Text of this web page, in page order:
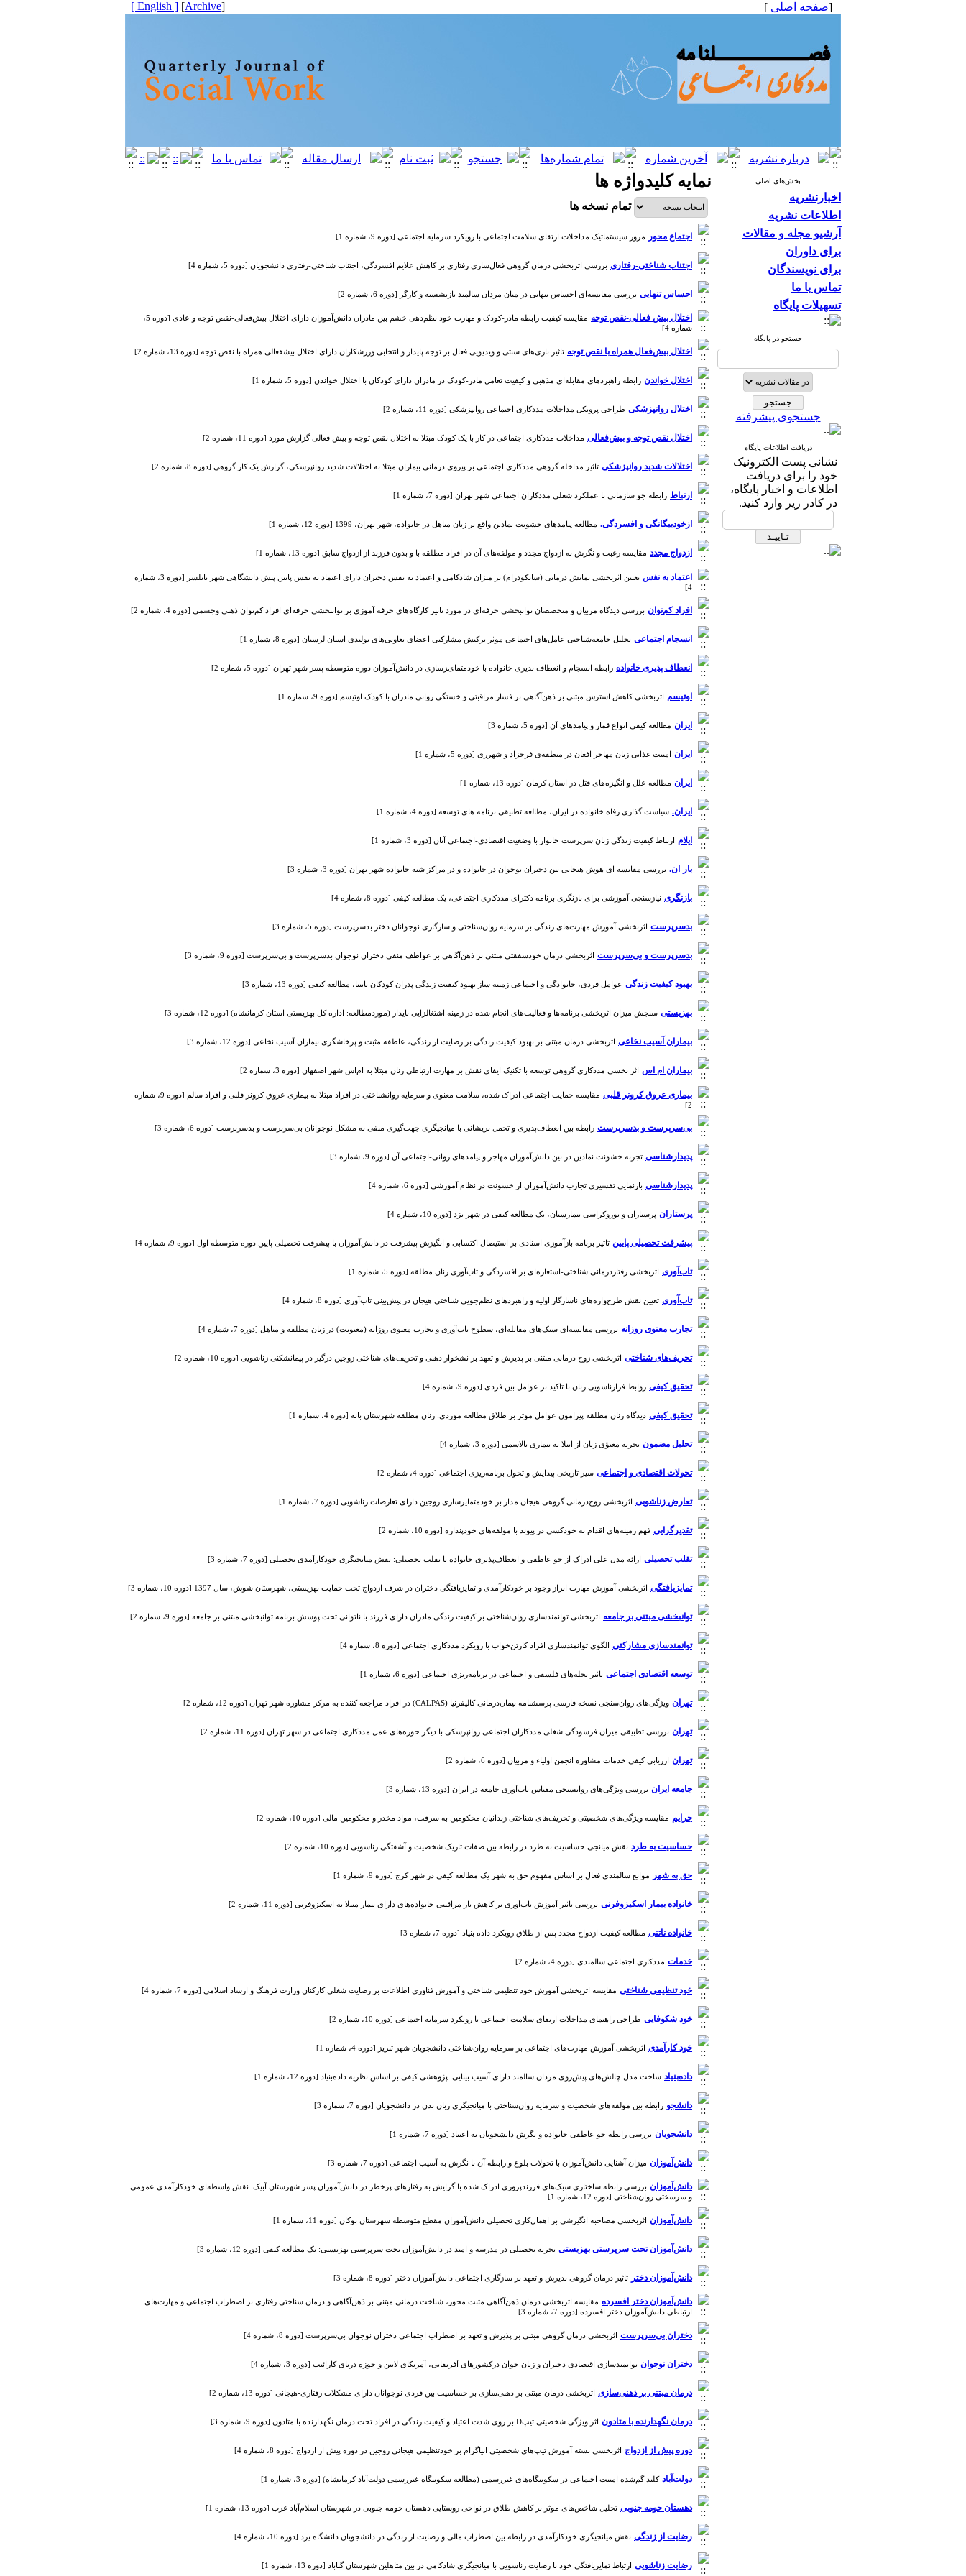
[صفحه اصلی ]
[
Archive
]
[ English ]
بخش‌های اصلی
اخبارنشریه
اطلاعات نشریه
آرشیو مجله و مقالات
برای داوران
برای نویسندگان
تماس با ما
تسهیلات پایگاه
جستجو در پایگاه
جستجوی پیشرفته
دریافت اطلاعات پایگاه
نشانی پست الکترونیک
خود را برای دریافت
اطلاعات و اخبار پایگاه،
در کادر زیر وارد کنید.
نمایه کلیدواژه ها
تمام نسخه ها
اجتماع محور مرور سیستماتیک مداخلات ارتقای سلامت اجتماعی با رویکرد سرمایه اجتماعی [دوره 9، شماره 1]
اجتناب شناختی-رفتاری بررسی اثربخشی درمان گروهی فعال‌سازی رفتاری بر کاهش علایم افسردگی، اجتناب شناختی-رفتاری دانشجویان [دوره 5، شماره 4]
احساس تنهایی بررسی مقایسه‌ای احساس تنهایی در میان مردان سالمند بازنشسته و کارگر [دوره 6، شماره 2]
اختلال بیش فعالی-نقص توجه
مقایسه کیفیت رابطه مادر-کودک و مهارت خود نظم‌دهی خشم بین مادران دانش‌آموزان دارای اختلال بیش‌فعالی-نقص توجه و عادی [دوره 5،
شماره 4]
اختلال بیش‌فعال همراه با نقص توجه تاثیر بازی‌های سنتی و ویدیویی فعال بر توجه پایدار و انتخابی ورزشکاران دارای اختلال بیشفعالی همراه با نقص توجه [دوره 13، شماره 2]
اختلال خواندن رابطه راهبردهای مقابله‌ای مذهبی و کیفیت تعامل مادر-کودک در مادران دارای کودکان با اختلال خواندن [دوره 5، شماره 1]
اختلال روانپزشکی طراحی پروتکل مداخلات مددکاری اجتماعی روانپزشکی [دوره 11، شماره 2]
اختلال نقص توجه و بیش‌فعالی مداخلات مددکاری اجتماعی در کار با یک کودک مبتلا به اختلال نقص توجه و بیش فعالی گزارش مورد [دوره 11، شماره 2]
اختلالات شدید روانپزشکی تاثیر مداخله گروهی مددکاری اجتماعی بر پیروی درمانی بیماران مبتلا به اختلالات شدید روانپزشکی، گزارش یک کار گروهی [دوره 8، شماره 2]
ارتباط رابطه جو سازمانی با عملکرد شغلی مددکاران اجتماعی شهر تهران [دوره 7، شماره 1]
ازخودبیگانگی و افسردگی. مطالعه پیامدهای خشونت نمادین واقع بر زنان متاهل در خانواده، شهر تهران، 1399 [دوره 12، شماره 1]
ازدواج مجدد مقایسه رغبت و نگرش به ازدواج مجدد و مولفه‌های آن در افراد مطلقه با و بدون فرزند از ازدواج سابق [دوره 13، شماره 1]
اعتماد به نفس
تعیین اثربخشی نمایش درمانی (سایکودرام) بر میزان شادکامی و اعتماد به نفس دختران دارای اعتماد به نفس پایین پیش دانشگاهی شهر بابلسر [دوره 3، شماره
4]
افراد کم‌توان بررسی دیدگاه مربیان و متخصصان توانبخشی حرفه‌ای در مورد تاثیر کارگاه‌های حرفه آموزی بر توانبخشی حرفه‌ای افراد کم‌توان ذهنی وجسمی [دوره 4، شماره 2]
انسجام اجتماعی تحلیل جامعه‌شناختی عامل‌های اجتماعی موثر برکنش مشارکتی اعضای تعاونی‌های تولیدی استان لرستان [دوره 8، شماره 1]
انعطاف پذیری خانواده راﺑﻄﻪ اﻧﺴﺠﺎم و اﻧﻌﻄﺎف ﭘﺬیری ﺧﺎﻧﻮاده ﺑﺎ ﺧﻮدﻣﺘﻤﺎیﺰﺳﺎزی در داﻧﺶ‌آﻣﻮزان دوره متوسطه ﭘﺴﺮ شهر تهران [دوره 5، شماره 2]
اوتیسم اثربخشی کاهش استرس مبتنی بر ذهن‌آگاهی بر فشار مراقبتی و خستگی روانی مادران با کودک اوتیسم [دوره 9، شماره 1]
ایران مطالعه کیفی انواع قمار و پیامدهای آن [دوره 5، شماره 3]
ایران امنیت غذایی زنان مهاجر افغان در منطقه‌ی فرحزاد و شهرری [دوره 5، شماره 1]
ایران مطالعه علل و انگیزه‌‌های قتل در استان کرمان [دوره 13، شماره 1]
ایران. سیاست گذاری رفاه خانواده در ایران، مطالعه تطبیقی برنامه های توسعه [دوره 4، شماره 1]
ایلام ارتباط کیفیت زندگی زنان سرپرست خانوار با وضعیت اقتصادی-اجتماعی آنان [دوره 3، شماره 1]
بار-ان. بررسی مقایسه ای هوش هیجانی بین دختران نوجوان در خانواده و در مراکز شبه خانواده شهر تهران [دوره 3، شماره 3]
بازنگری نیازسنجی آموزشی برای بازنگری برنامه دکترای مددکاری اجتماعی، یک مطالعه کیفی [دوره 8، شماره 4]
بدسرپرست اثربخشی آموزش مهارت‌های زندگی بر سرمایه روان‌شناختی و سازگاری نوجوانان دختر بد‌سرپرست [دوره 5، شماره 3]
بدسرپرست و بی‌سرپرست اثربخشی درمان خودشفقتی مبتنی بر ذهن‌آگاهی بر عواطف منفی دختران نوجوان بدسرپرست و بی‌سرپرست [دوره 9، شماره 3]
بهبود کیفیت زندگی عوامل فردی، خانوادگی و اجتماعی زمینه ساز بهبود کیفیت زندگی پدران کودکان نابینا، مطالعه کیفی [دوره 13، شماره 3]
بهزیستی سنجش میزان اثربخشی برنامه‌ها و فعالیت‌های انجام شده در زمینه اشتغالزایی پایدار (موردمطالعه: اداره کل بهزیستی استان کرمانشاه) [دوره 12، شماره 3]
بیماران آسیب نخاعی اثربخشی درمان مبتنی بر بهبود کیفیت زندگی بر رضایت از زندگی، عاطفه مثبت و پرخاشگری بیماران آسیب نخاعی [دوره 12، شماره 3]
بیماران ام اس اثر بخشی مددکاری گروهی توسعه با تکنیک ایفای نقش بر مهارت ارتباطی زنان مبتلا به ام‌اس شهر اصفهان [دوره 3، شماره 2]
بیماری عروق کرونر قلبی
مقایسه حمایت اجتماعی ادراک شده، سلامت معنوی و سرمایه روانشناختی در افراد مبتلا به بیماری عروق کرونر قلبی و افراد سالم [دوره 9، شماره
2]
بی‌سرپرست و بدسرپرست رابطه بین انعطاف‌پذیری و تحمل پریشانی با میانجیگری جهت‌گیری منفی به مشکل نوجوانان بی‌سرپرست و بدسرپرست [دوره 6، شماره 3]
پدیدارشناسی تجربه خشونت نمادین در بین دانش‌آموزان مهاجر و پیامدهای روانی-اجتماعی آن [دوره 9، شماره 3]
پدیدارشناسی بازنمایی تفسیری تجارب دانش‌آموزان از خشونت در نظام آموزشی [دوره 6، شماره 4]
پرستاران پرستاران و بوروکراسی بیمارستان‌، یک مطالعه کیفی در شهر یزد [دوره 10، شماره 4]
پیشرفت تحصیلی پایین تاثیر برنامه بازآموزی اسنادی بر استیصال اکتسابی و انگیزش پیشرفت در دانش‌آموزان با پیشرفت تحصیلی پایین دوره متوسطه اول [دوره 9، شماره 4]
تاب‌آوری اثربخشی رفتاردرمانی شناختی-استعاره‌ای بر افسردگی و تاب‌آوری زنان مطلقه [دوره 5، شماره 1]
تاب‌آوری تعیین نقش طرح‌واره‌های ناسازگار اولیه و راهبردهای نظم‌جویی شناختی هیجان در پیش‌بینی تاب‌آوری [دوره 8، شماره 4]
تجارب معنوی روزانه بررسی مقایسه‌ای سبک‌های مقابله‌ای، سطوح تاب‌آوری و تجارب معنوی روزانه (معنویت) در زنان مطلقه و متاهل [دوره 7، شماره 4]
تحریف‌های شناختی اثربخشی زوج درمانی مبتنی بر پذیرش و تعهد بر نشخوار ذهنی و تحریف‌های شناختی زوجین درگیر در پیمانشکنی زناشویی [دوره 10، شماره 2]
تحقیق کیفی روابط فرازناشویی زنان با تاکید بر عوامل بین فردی [دوره 9، شماره 4]
تحقیق کیفی دیدگاه زنان مطلقه پیرامون عوامل موثر بر طلاق مطالعه موردی: زنان مطلقه شهرستان بانه [دوره 4، شماره 1]
تحلیل مضمون تجربه معنؤی زنان از اتبلا به بیماری تالاسمی [دوره 3، شماره 4]
تحولات اقتصادی و اجتماعی سیر تاریخی پیدایش و تحول برنامه‌ریزی اجتماعی [دوره 4، شماره 2]
تعارض زناشویی اثربخشی زوج‌درمانی گروهی هیجان مدار بر خودمتمایزسازی زوجین دارای تعارضات زناشویی [دوره 7، شماره 1]
تقدیرگرایی فهم زمینه‌های اقدام به خودکشی در پیوند با مولفه‌های خودپنداره [دوره 10، شماره 2]
تقلب تحصیلی ارائه مدل علی ادراک از جو عاطفی و انعطاف‌پذیری خانواده با تقلب تحصیلی: نقش میانجیگری خودکارآمدی تحصیلی [دوره 7، شماره 3]
تمایزیافتگی اثربخشی آموزش مهارت ابراز وجود بر خودکارآمدی و تمایزیافتگی دختران در شرف ازدواج تحت حمایت بهزیستی، شهرستان شوش، سال 1397 [دوره 10، شماره 3]
توانبخشی مبتنی بر جامعه اثربخشی توانمندسازی روان‌شناختی بر کیفیت زندگی مادران دارای فرزند با ناتوانی تحت پوشش برنامه توانبخشی مبتنی بر جامعه [دوره 9، شماره 2]
توانمندسازی مشارکتی الگوی توانمندسازی افراد کارتن‌خواب با رویکرد مددکاری اجتماعی [دوره 8، شماره 4]
توسعه اقتصادی اجتماعی تاثیر نحله‌های فلسفی و اجتماعی در برنامه‌ریزی اجتماعی [دوره 6، شماره 1]
تهران ویژگی‌های روان‌سنجی نسخه فارسی پرسشنامه پیمان‌درمانی کالیفرنیا (CALPAS) در افراد مراجعه کننده به مرکز مشاوره شهر تهران [دوره 12، شماره 2]
تهران بررسی تطبیقی میزان فرسودگی شغلی مددکاران اجتماعی روانپزشکی با دیگر حوزه‌های عمل مددکاری اجتماعی در شهر تهران [دوره 11، شماره 2]
تهران ارزیابی کیفی خدمات مشاوره انجمن اولیاء و مربیان [دوره 6، شماره 2]
جامعه ایران بررسی ویژگی‌های روانسنجی مقیاس تاب‌آوری جامعه در ایران [دوره 13، شماره 3]
جرایم مقایسه ویژگی‌های شخصیتی و تحریف‌های شناختی زندانیان محکومین به سرقت، مواد مخدر و محکومین مالی [دوره 10، شماره 2]
حساسیت به طرد نقش میانجی حساسیت به طرد در رابطه بین صفات تاریک شخصیت و آشفتگی زناشویی [دوره 10، شماره 2]
حق به شهر موانع سالمندی فعال بر اساس مفهوم حق به شهر یک مطالعه کیفی در شهر کرج [دوره 9، شماره 1]
خانواده بیمار اسکیزوفرنی بررسی تاثیر آموزش تاب‌آوری بر کاهش بار مراقبتی خانواده‌های دارای بیمار مبتلا به اسکیزوفرنی [دوره 11، شماره 2]
خانواده ناتنی مطالعه کیفیت ازدواج مجدد پس از طلاق رویکرد داده بنیاد [دوره 7، شماره 3]
خدمات مددکاری اجتماعی سالمندی [دوره 4، شماره 2]
خود تنظیمی شناختی مقایسه اثربخشی آموزش خود تنظیمی شناختی و آموزش فناوری اطلاعات بر رضایت شغلی کارکنان وزارت فرهنگ و ارشاد اسلامی [دوره 7، شماره 4]
خود شکوفایی طراحی راهنمای مداخلات ارتقای سلامت اجتماعی با رویکرد سرمایه اجتماعی [دوره 10، شماره 2]
خود کارآمدی اثربخشی آموزش مهارت‌های اجتماعی بر سرمایه روان‌شناختی دانشجویان شهر تبریز [دوره 4، شماره 1]
داده‌بنیاد ساخت مدل چالش‌های پیش‌روی مردان سالمند دارای آسیب بینایی: پژوهشی کیفی بر اساس نظریه داده‌بنیاد [دوره 12، شماره 1]
دانشجو رابطه بین مولفه‌های شخصیت و سرمایه روان‌شناختی با میانجیگری زبان بدن در دانشجویان [دوره 7، شماره 3]
دانشجویان بررسی رابطه جو عاطفی خانواده و نگرش دانشجویان به اعتیاد [دوره 7، شماره 1]
دانش‌آموزان میزان آشنایی دانش‌آموزان با تحولات بلوغ و رابطه آن با نگرش به آسیب اجتماعی [دوره 7، شماره 3]
دانش‌آموزان بررسی رابطه ساختاری سبک‌های فرزندپروری ادراک شده با گرایش به رفتارهای پرخطر در دانش‌آموزان پسر شهرستان آبیک: نقش واسطه‌ای خودکارآمدی عمومی
و سرسختی روان‌شناختی [دوره 12، شماره 1]
دانش‌آموزان اثربخشی مصاحبه انگیزشی بر اهمال‌کاری تحصیلی دانش‌آموزان مقطع متوسطه شهرستان بوکان [دوره 11، شماره 1]
دانش‌آموزان تحت سرپرستی بهزیستی تجربه تحصیلی در مدرسه و امید در دانش‌آموزان تحت سرپرستی بهزیستی: یک مطالعه کیفی [دوره 12، شماره 3]
دانش‌آموزان دختر تاثیر درمان گروهی پذیرش و تعهد بر سازگاری اجتماعی دانش‌آموزان دختر [دوره 8، شماره 3]
دانش‌آموزان دختر افسرده مقایسه اثربخشی درمان ذهن‌آگاهی مثبت محور، شناخت درمانی مبتنی بر ذهن‌آگاهی ‌و درمان شناختی رفتاری بر اضطراب اجتماعی‌ و مهارت‌های
ارتباطی دانش‌آموزان دختر افسرده [دوره 7، شماره 3]
دختران بی‌سرپرست اثربخشی درمان گروهی مبتنی بر پذیرش و تعهد بر اضطراب اجتماعی دختران نوجوان بی‌سرپرست [دوره 8، شماره 4]
دختران نوجوان توانمندسازی اقتصادی دختران و زنان جوان درکشورهای آفریقایی، آمریکای لاتین و حوزه دریای کارائیب [دوره 3، شماره 4]
درمان مبتنی بر ذهنی‌سازی اثربخشی درمان مبتنی بر ذهنی‌سازی بر حساسیت بین فردی نوجوانان دارای مشکلات رفتاری-هیجانی [دوره 13، شماره 2]
درمان نگهدارنده با متادون اثر ویژگی شخصیتی تیپD بر روی شدت اعتیاد و کیفیت زندگی در افراد تحت درمان نگهدارنده با متادون [دوره 9، شماره 3]
دوره پیش از ازدواج اﺛﺮﺑﺨﺸﯽ بسته آﻣﻮزش تیپ‌های شخصیتی انیاگرام بر خودتنظیمی هیجانی زوجین در دوره پیش از ازدواج [دوره 8، شماره 4]
دولت‌آباد کلید گم‌شده امنیت اجتماعی در سکونتگاه‌های غیررسمی (مطالعه سکونتگاه غیررسمی دولت‌آباد کرمانشاه) [دوره 3، شماره 1]
دهستان حومه جنوبی تحلیل شاخص‌های موثر بر کاهش طلاق در نواحی روستایی دهستان حومه جنوبی در شهرستان اسلام‌آباد غرب [دوره 13، شماره 1]
رضایت از زندگی نقش میانجیگری خودکارآمدی در رابطه بین اضطراب مالی و رضایت از زندگی در دانشجویان دانشگاه یزد [دوره 10، شماره 4]
رضایت زناشویی ارتباط تمایزیافتگی خود با رضایت زناشویی با میانجیگری شادکامی در بین متاهلین شهرستان گناباد [دوره 13، شماره 1]